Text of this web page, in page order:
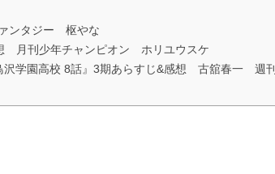
ンタジー 枢やな
月刊少年チャンピオン ホリユウスケ
沢学園高校 8話』3期あらすじ&感想 古舘春一 週刊